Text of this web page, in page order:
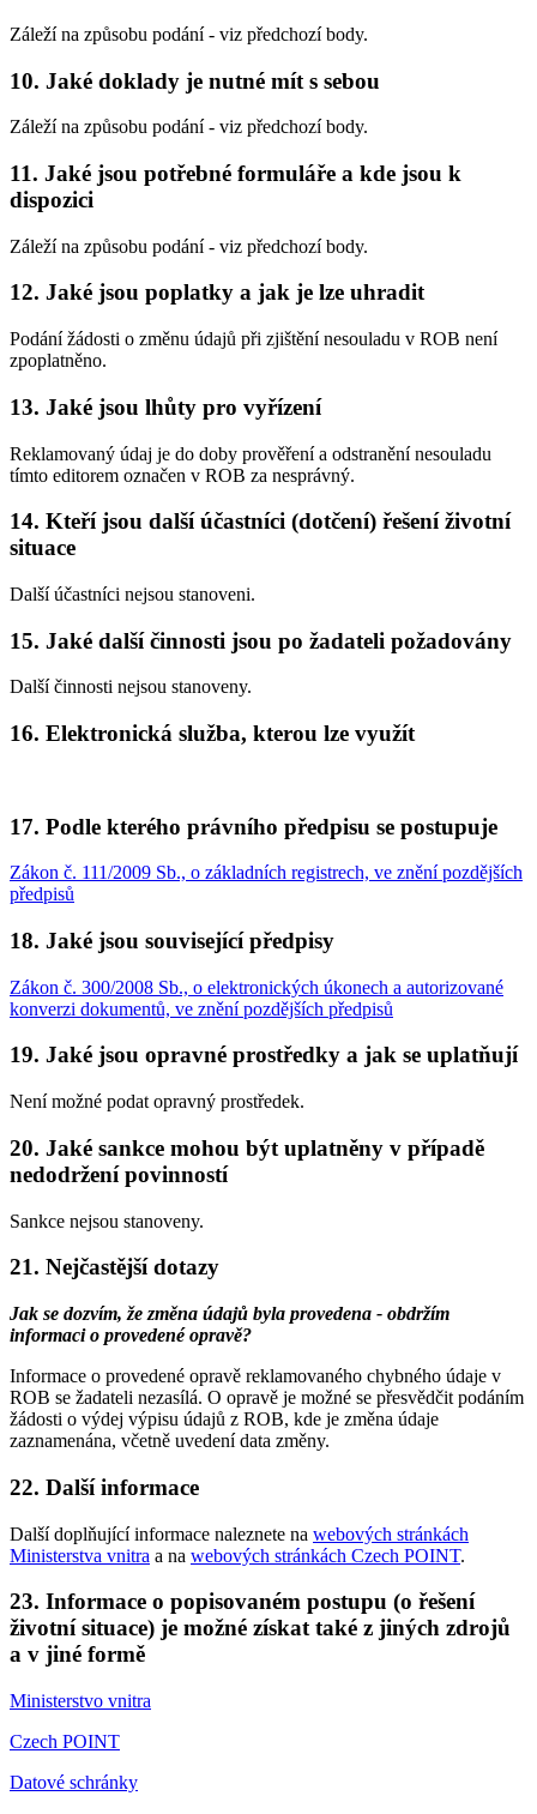
Záleží na způsobu podání - viz předchozí body.
10. Jaké doklady je nutné mít s sebou
Záleží na způsobu podání - viz předchozí body.
11. Jaké jsou potřebné formuláře a kde jsou k
dispozici
Záleží na způsobu podání - viz předchozí body.
12. Jaké jsou poplatky a jak je lze uhradit
Podání žádosti o změnu údajů při zjištění nesouladu v ROB není
zpoplatněno.
13. Jaké jsou lhůty pro vyřízení
Reklamovaný údaj je do doby prověření a odstranění nesouladu
tímto editorem označen v ROB za nesprávný.
14. Kteří jsou další účastníci (dotčení) řešení životní
situace
Další účastníci nejsou stanoveni.
15. Jaké další činnosti jsou po žadateli požadovány
Další činnosti nejsou stanoveny.
16. Elektronická služba, kterou lze využít
17. Podle kterého právního předpisu se postupuje
Zákon č. 111/2009 Sb., o základních registrech, ve znění pozdějších
předpisů
18. Jaké jsou související předpisy
Zákon č. 300/2008 Sb., o elektronických úkonech a autorizované
konverzi dokumentů, ve znění pozdějších předpisů
19. Jaké jsou opravné prostředky a jak se uplatňují
Není možné podat opravný prostředek.
20. Jaké sankce mohou být uplatněny v případě
nedodržení povinností
Sankce nejsou stanoveny.
21. Nejčastější dotazy
Jak se dozvím, že změna údajů byla provedena - obdržím
informaci o provedené opravě?
Informace o provedené opravě reklamovaného chybného údaje v
ROB se žadateli nezasílá. O opravě je možné se přesvědčit podáním
žádosti o výdej výpisu údajů z ROB, kde je změna údaje
zaznamenána, včetně uvedení data změny.
22. Další informace
Další doplňující informace naleznete na webových stránkách
Ministerstva vnitra a na webových stránkách Czech POINT.
23. Informace o popisovaném postupu (o řešení
životní situace) je možné získat také z jiných zdrojů
a v jiné formě
Ministerstvo vnitra
Czech POINT
Datové schránky